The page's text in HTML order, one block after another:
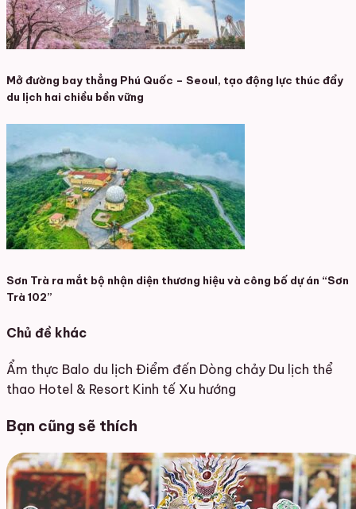
Mở đường bay thẳng Phú Quốc – Seoul, tạo động lực thúc đẩy
du lịch hai chiều bền vững
Sơn Trà ra mắt bộ nhận diện thương hiệu và công bố dự án “Sơn
Trà 102”
Chủ đề khác
Ẩm thực Balo du lịch Điểm đến Dòng chảy Du lịch thể
thao Hotel & Resort Kinh tế Xu hướng
Bạn cũng sẽ thích